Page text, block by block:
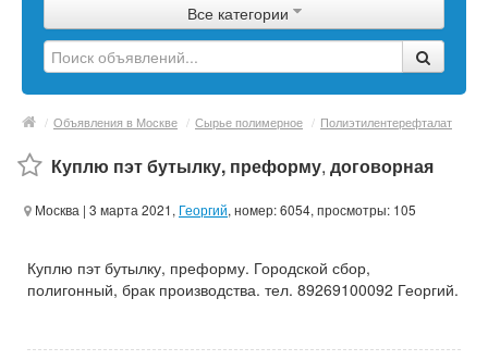
Изделия
Оборудование
Услуги
Еще
Все категории
/ Объявления в Москве / Сырье полимерное / Полиэтилентерефталат
Куплю пэт бутылку, преформу, договорная
Москва | 3 марта 2021, Георгий, номер: 6054, просмотры: 105
Куплю пэт бутылку, преформу. Городской сбор,
полигонный, брак производства. тел. 89269100092 Георгий.